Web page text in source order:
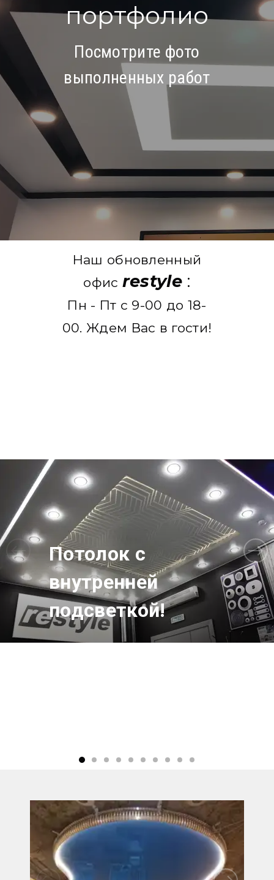
портфолио
Посмотрите фото
выполненных работ
Наш обновленный
офис restyle :
Пн - Пт с 9-00 до 18-
00. Ждем Вас в гости!
Потолок c
внутренней
подсветкой!